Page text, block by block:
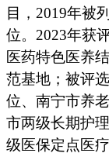
目，2019年被
位。 2023年获
医药特色医养
范基地； 被评
位、 南宁市养
市两级长期护
级医保定点医